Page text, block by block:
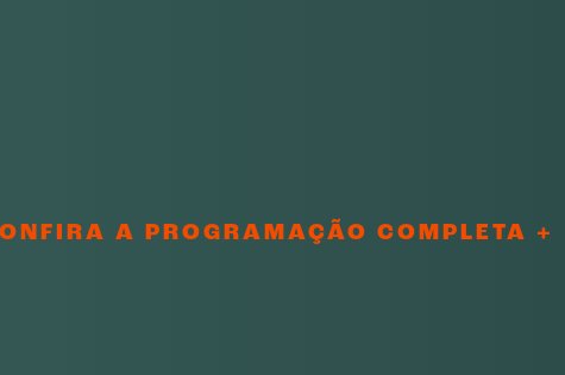
A PROGRAMAÇÃO COMPLETA +